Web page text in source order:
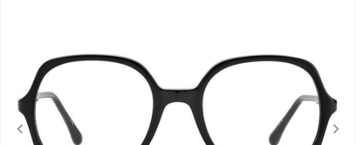
Previous